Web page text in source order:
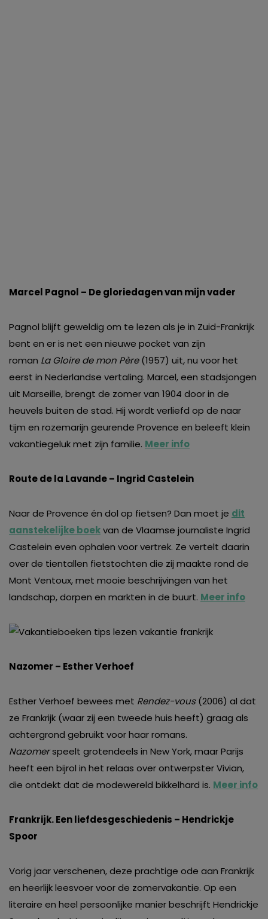
Marcel Pagnol – De gloriedagen van mijn vader
Pagnol blijft geweldig om te lezen als je in Zuid-Frankrijk
bent en er is net een nieuwe pocket van zijn
roman LaGloire de mon Père(1957) uit,nu voor het
eerst in Nederlandse vertaling. Marcel, een stadsjongen
uit Marseille, brengt de zomer van 1904 door in de
heuvels buiten de stad. Hij wordt verliefd op de naar
tijm en rozemarijn geurende Provence en beleeft klein
vakantiegeluk met zijn familie. Meer info
Route de la Lavande – Ingrid Castelein
Naar de Provence én dol op fietsen? Dan moet je dit
aanstekelijke boekvan de Vlaamse journaliste Ingrid
Castelein even ophalen voor vertrek. Ze vertelt daarin
over de tientallen fietstochten die zij maakte rond de
Mont Ventoux, met mooie beschrijvingen van het
landschap, dorpen en markten in de buurt. Meer info
Nazomer – Esther Verhoef
Esther Verhoef bewees met Rendez-vous(2006) al dat
ze Frankrijk (waar zij een tweede huis heeft) graag als
achtergrond gebruikt voor haar romans.
Nazomerspeelt grotendeels in New York, maar Parijs
heeft een bijrol in het relaas over ontwerpster Vivian,
die ontdekt dat de modewereld bikkelhard is. Meer info
Frankrijk. Een liefdesgeschiedenis – Hendrickje
Spoor
Vorig jaar verschenen, deze prachtige ode aan Frankrijk
en heerlijk leesvoer voor de zomervakantie. Op een
literaire en heel persoonlijke manier beschrijft Hendrickje